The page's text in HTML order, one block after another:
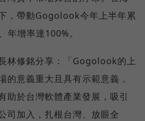
，帶動Gogolook今年上半年累
年增率達100%。
林修銘分享：「Gogolook的上
的意義重大且具有示範意義，
助於台灣軟體產業發展，吸引
司加入，扎根台灣、放眼全